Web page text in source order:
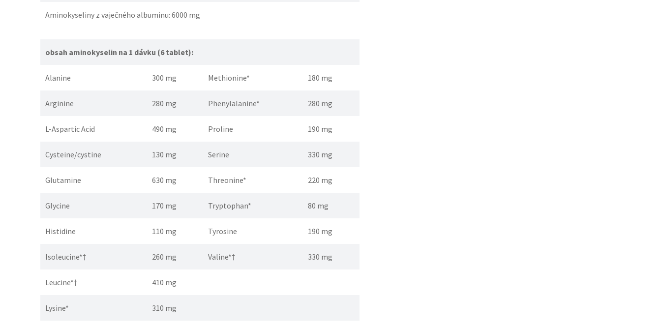
Aminokyseliny z vaječného albuminu: 6000 mg
obsah aminokyselin na 1 dávku (6 tablet):
Alanine 300 mg Methionine* 180 mg
Arginine 280 mg Phenylalanine* 280 mg
L-Aspartic Acid 490 mg Proline 190 mg
Cysteine/cystine 130 mg Serine 330 mg
Glutamine 630 mg Threonine* 220 mg
Glycine 170 mg Tryptophan* 80 mg
Histidine 110 mg Tyrosine 190 mg
Isoleucine*† 260 mg Valine*† 330 mg
Leucine*† 410 mg
Lysine* 310 mg